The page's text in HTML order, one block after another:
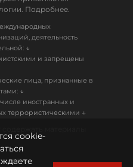
Подробнее.
деятельность
↓
и запрещены
лица, признанные в
↓
иностранных и
террористическими ↓
cookie-